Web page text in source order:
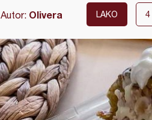
Autor: Olivera LAKO 4